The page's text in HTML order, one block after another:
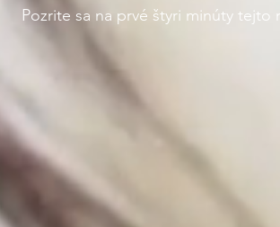
Pozrite sa na prvé štyri minúty tejto